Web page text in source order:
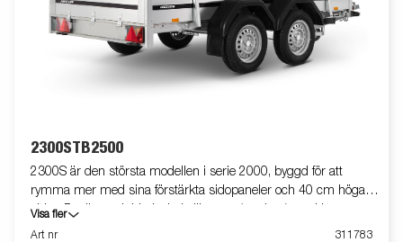
2300STB2500
2300S är den största modellen i serie 2000, byggd för att
rymma mer med sina förstärkta sidopaneler och 40 cm höga
sidor. Det är en dubbelaxlad släpvagn (tandem) med bromsar,
vilket ger extra stabilitet och säkerhet vid körning, även med
Visa fler
Art nr
311783